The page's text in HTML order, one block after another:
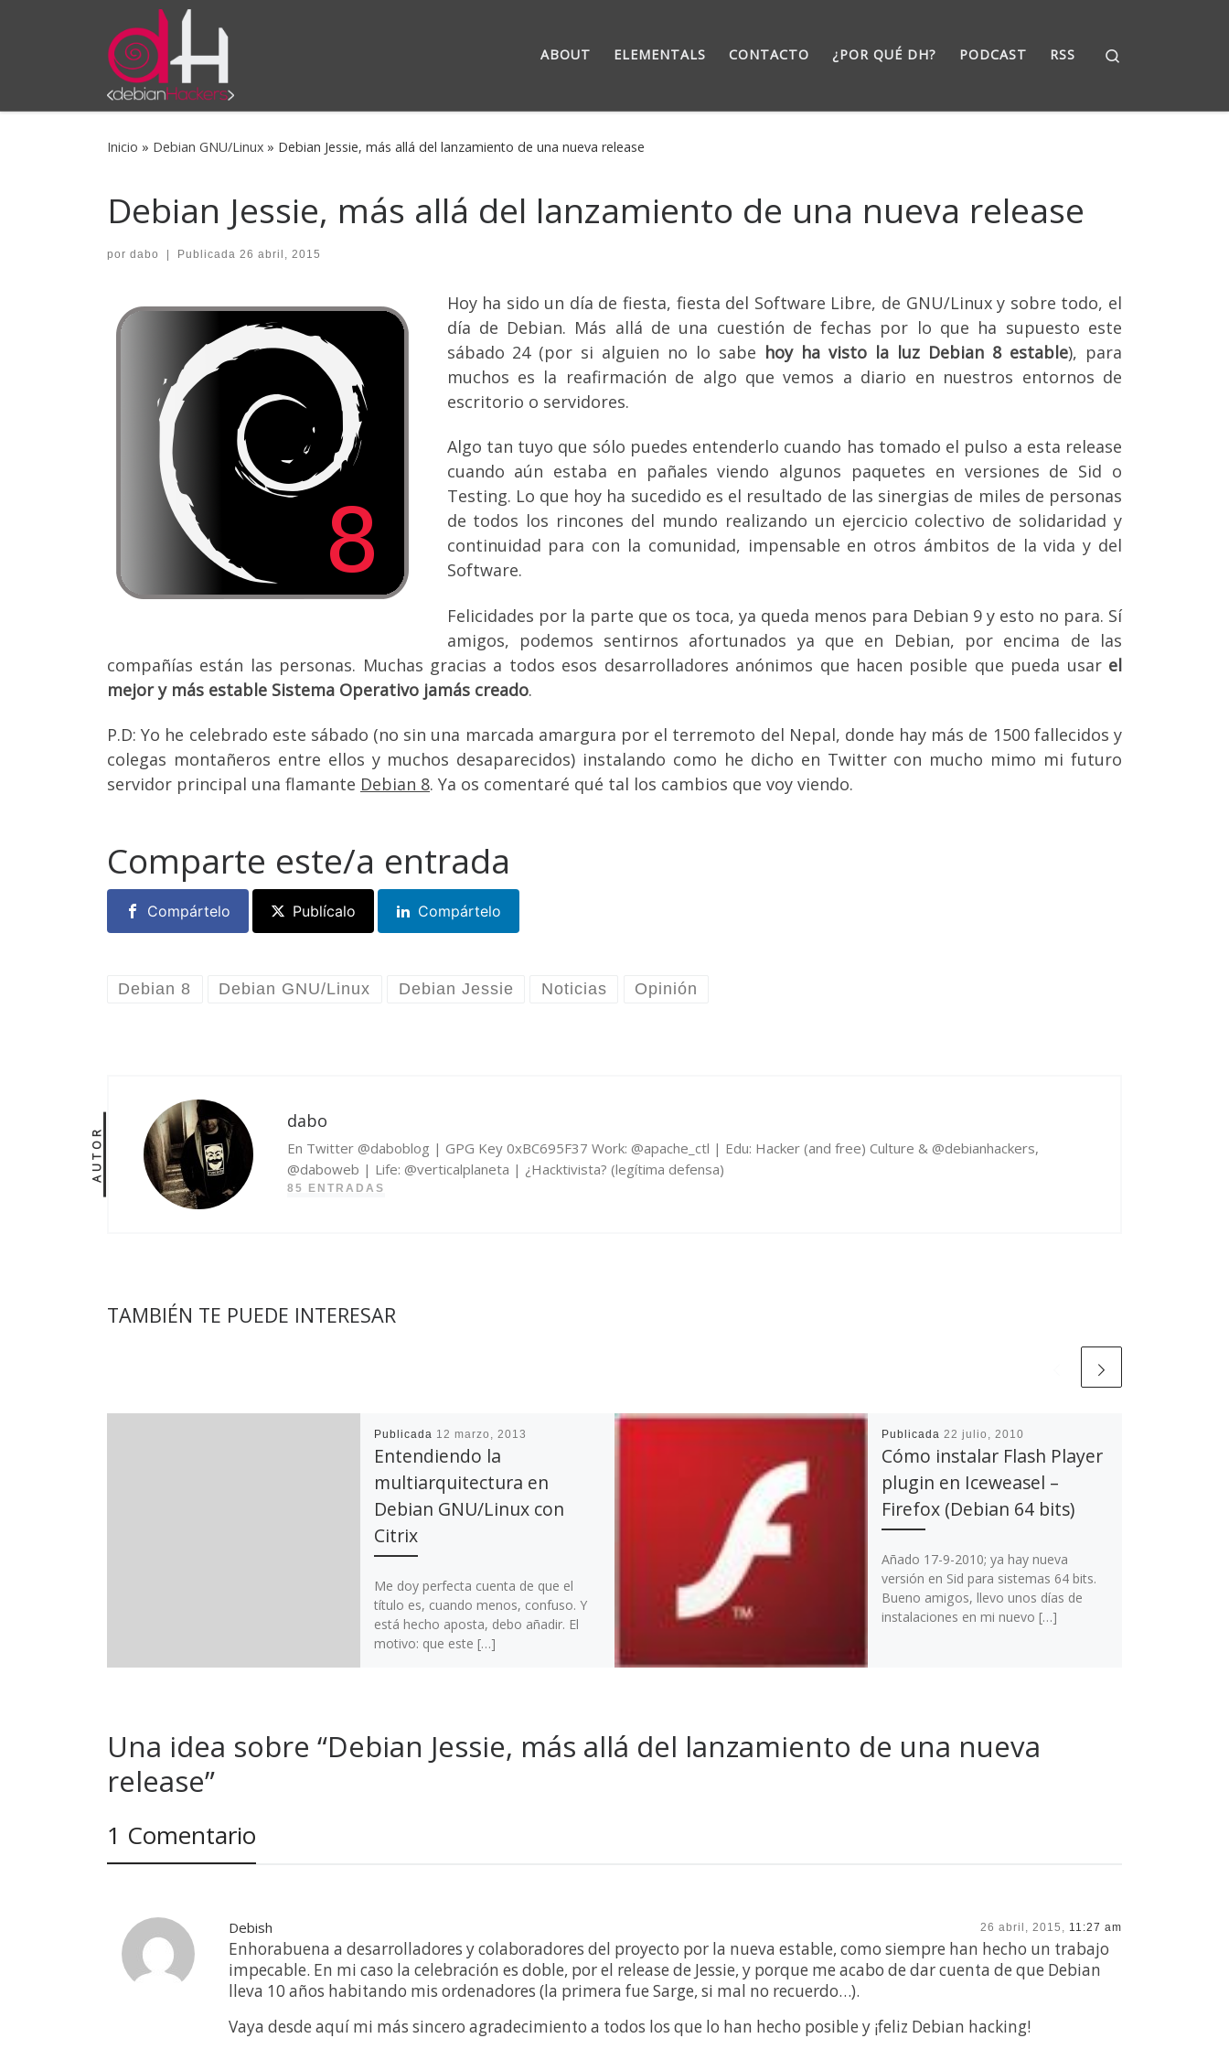
Saltar al contenido
ABOUT ELEMENTALS CONTACTO ¿POR QUÉ DH? PODCAST RSS
Inicio » Debian GNU/Linux » Debian Jessie, más allá del lanzamiento de una nueva release
Debian Jessie, más allá del lanzamiento de una nueva release
por dabo Publicada 26 abril, 2015
Hoy ha sido un día de fiesta, fiesta del Software Libre, de GNU/Linux y sobre todo, el
día de Debian. Más allá de una cuestión de fechas por lo que ha supuesto este
sábado 24 (por si alguien no lo sabe hoy ha visto la luz Debian 8 estable), para
muchos es la reafirmación de algo que vemos a diario en nuestros entornos de
escritorio o servidores.
Algo tan tuyo que sólo puedes entenderlo cuando has tomado el pulso a esta release
cuando aún estaba en pañales viendo algunos paquetes en versiones de Sid o
Testing. Lo que hoy ha sucedido es el resultado de las sinergias de miles de personas
de todos los rincones del mundo realizando un ejercicio colectivo de solidaridad y
continuidad para con la comunidad, impensable en otros ámbitos de la vida y del
Software.
Felicidades por la parte que os toca, ya queda menos para Debian 9 y esto no para. Sí
amigos, podemos sentirnos afortunados ya que en Debian, por encima de las
compañías están las personas. Muchas gracias a todos esos desarrolladores anónimos que hacen posible que pueda usar el
mejor y más estable Sistema Operativo jamás creado.
P.D: Yo he celebrado este sábado (no sin una marcada amargura por el terremoto del Nepal, donde hay más de 1500 fallecidos y
colegas montañeros entre ellos y muchos desaparecidos) instalando como he dicho en Twitter con mucho mimo mi futuro
servidor principal una flamante Debian 8. Ya os comentaré qué tal los cambios que voy viendo.
Comparte este/a entrada
Compártelo Publícalo Compártelo
Debian 8 Debian GNU/Linux Debian Jessie Noticias Opinión
AUTOR
dabo
En Twitter @daboblog | GPG Key 0xBC695F37 Work: @apache_ctl | Edu: Hacker (and free) Culture & @debianhackers,
@daboweb | Life: @verticalplaneta | ¿Hacktivista? (legítima defensa)
85 ENTRADAS
TAMBIÉN TE PUEDE INTERESAR
Publicada 12 marzo, 2013
Entendiendo la
multiarquitectura en
Debian GNU/Linux con
Citrix
Me doy perfecta cuenta de que el
título es, cuando menos, confuso. Y
está hecho aposta, debo añadir. El
motivo: que este […]
Publicada 22 julio, 2010
Cómo instalar Flash Player
plugin en Iceweasel –
Firefox (Debian 64 bits)
Añado 17-9-2010; ya hay nueva
versión en Sid para sistemas 64 bits.
Bueno amigos, llevo unos días de
instalaciones en mi nuevo […]
Una idea sobre “Debian Jessie, más allá del lanzamiento de una nueva
release”
1 Comentario
Debish 26 abril, 2015, 11:27 am
Enhorabuena a desarrolladores y colaboradores del proyecto por la nueva estable, como siempre han hecho un trabajo
impecable. En mi caso la celebración es doble, por el release de Jessie, y porque me acabo de dar cuenta de que Debian
lleva 10 años habitando mis ordenadores (la primera fue Sarge, si mal no recuerdo…).
Vaya desde aquí mi más sincero agradecimiento a todos los que lo han hecho posible y ¡feliz Debian hacking!